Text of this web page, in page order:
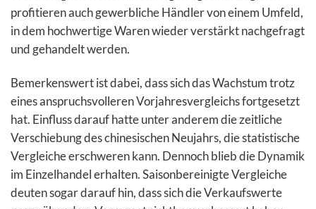
profitieren auch gewerbliche Händler von einem Umfeld,
in dem hochwertige Waren wieder verstärkt nachgefragt
und gehandelt werden.
Bemerkenswert ist dabei, dass sich das Wachstum trotz
eines anspruchsvolleren Vorjahresvergleichs fortgesetzt
hat. Einfluss darauf hatte unter anderem die zeitliche
Verschiebung des chinesischen Neujahrs, die statistische
Vergleiche erschweren kann. Dennoch blieb die Dynamik
im Einzelhandel erhalten. Saisonbereinigte Vergleiche
deuten sogar darauf hin, dass sich die Verkaufswerte